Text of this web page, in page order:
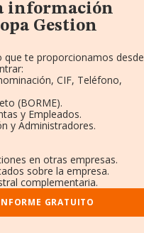
información
Gestion
te proporcionamos desde
CIF, Teléfono,
(BORME).
y Empleados.
y Administradores.
en otras empresas.
sobre la empresa.
complementaria.
GRATUITO